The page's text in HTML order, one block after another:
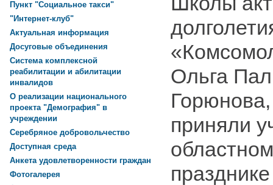
Ольга
приняли
Пункт "Социальное такси"
"Интернет-клуб"
Актуальная информация
Досуговые объединения
Система комплексной
реабилитации и абилитации
инвалидов
О реализации национального
проекта "Демография" в
учреждении
Серебряное добровольчество
Доступная среда
Анкета удовлетворенности граждан
Фотогалерея